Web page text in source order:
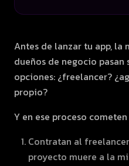
Antes de lanzar tu app,
dueños de negocio pasan
opciones: ¿freelancer?
propio?
Y en ese proceso
Contratan al
proyecto muere a la